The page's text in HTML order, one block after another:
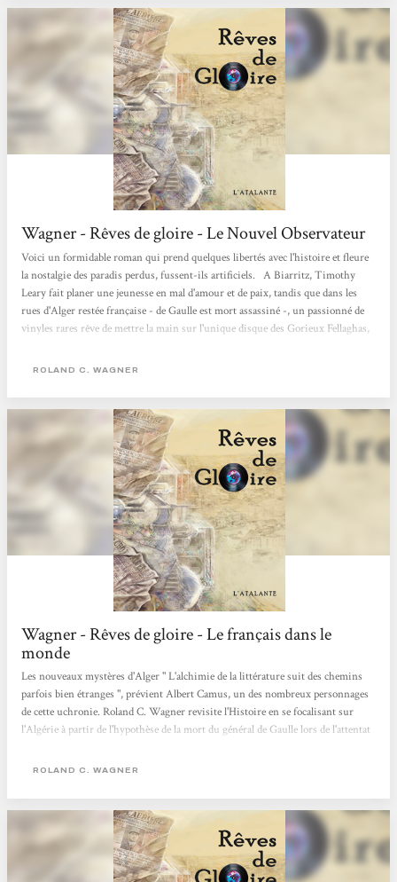
Wagner - Rêves de gloire - Le Nouvel Observateur
Voici un formidable roman qui prend quelques libertés avec l'histoire et fleure
la nostalgie des paradis perdus, fussent-ils artificiels. A Biarritz, Timothy
Leary fait planer une jeunesse en mal d'amour et de paix, tandis que dans les
rues d'Alger restée française - de Gaulle est mort assassiné -, un passionné de
vinyles rares rêve de mettre la main sur l'unique disque des Gorieux Fellaghas,
amère qui promet de devenir un classique. Philippe Hupp Le Nouvel
ROLAND C. WAGNER
Wagner - Rêves de gloire - Le français dans le
monde
Les nouveaux mystères d'Alger " L'alchimie de la littérature suit des chemins
parfois bien étranges ", prévient Albert Camus, un des nombreux personnages
de cette uchronie. Roland C. Wagner revisite l'Histoire en se focalisant sur
l'Algérie à partir de l'hypothèse de la mort du général de Gaulle lors de l'attentat
communautaires, les expériences mystiques, les conflits militaires et politiques
monde
ROLAND C. WAGNER